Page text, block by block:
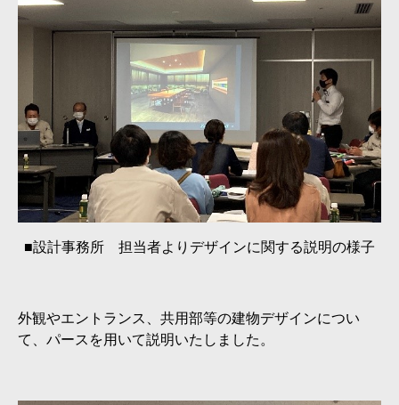
■設計事務所 担当者よりデザインに関する説明の様子
外観やエントランス、共用部等の建物デザインについ
て、パースを用いて説明いたしました。